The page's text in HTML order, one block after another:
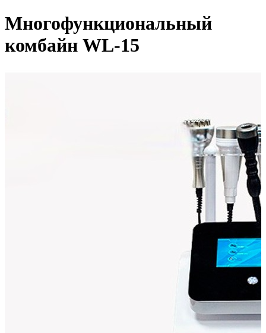
Многофункциональный
комбайн WL-15